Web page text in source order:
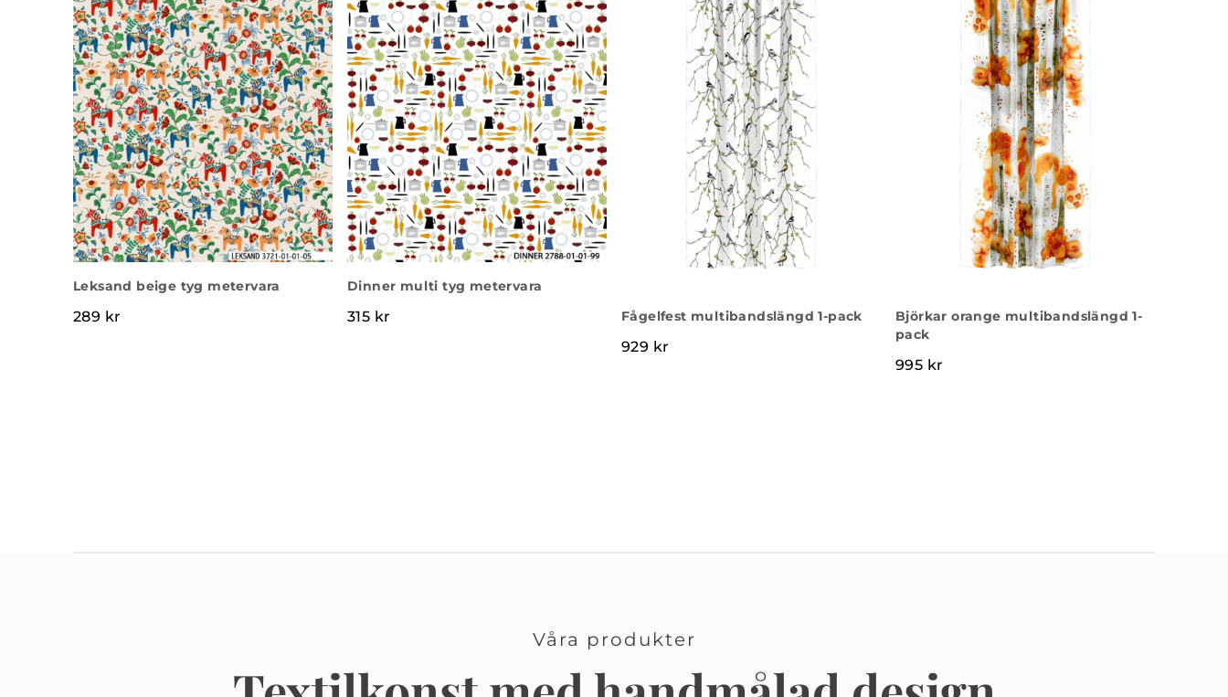
Leksand beige tyg metervara
289 kr
Dinner multi tyg metervara
315 kr Fågelfest multibandslängd 1-pack
929 kr
Björkar orange multibandslängd 1-
pack
995 kr
Våra produkter